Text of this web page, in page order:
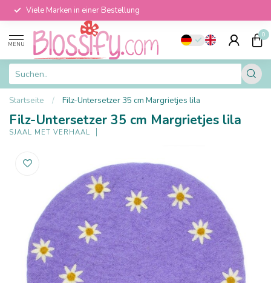
Viele Marken in einer Bestellung
MENU
0
Startseite / Filz-Untersetzer 35 cm Margrietjes lila
Filz-Untersetzer 35 cm Margrietjes lila
SJAAL MET VERHAAL